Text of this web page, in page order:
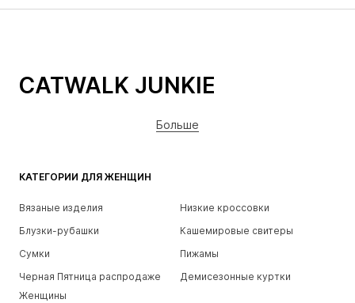
КАТЕГОРИИ ДЛЯ ЖЕНЩИН
Вязаные изделия
Низкие кроссовки
Блузки-рубашки
Кашемировые свитеры
Сумки
Пижамы
Черная Пятница распродаже
Женщины
Демисезонные куртки
CATWALK JUNKIE
Больше